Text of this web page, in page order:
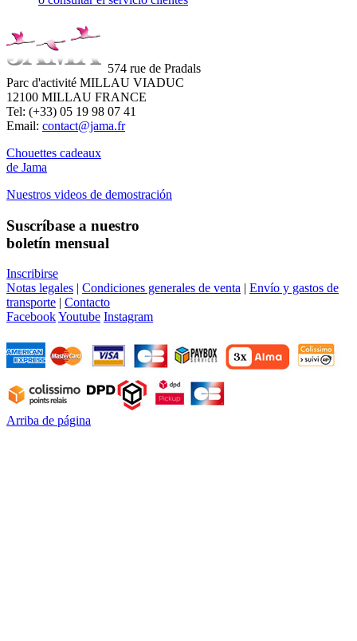
574 rue de Pradals
Parc d'activité MILLAU VIADUC
12100 MILLAU FRANCE
Tel: (+33) 05 19 98 07 41
Email: contact@jama.fr
Chouettes cadeaux
de Jama
Nuestros videos de demostración
Suscríbase a nuestro
boletín mensual
Inscribirse
Notas legales | Condiciones generales de venta | Envío y gastos de
transporte | Contacto
FacebookYoutube Instagram
Arriba de página